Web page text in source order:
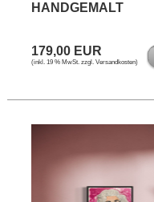
HANDGEMALT
179,00 EUR
(inkl. 19 % MwSt. zzgl. Versandkosten)